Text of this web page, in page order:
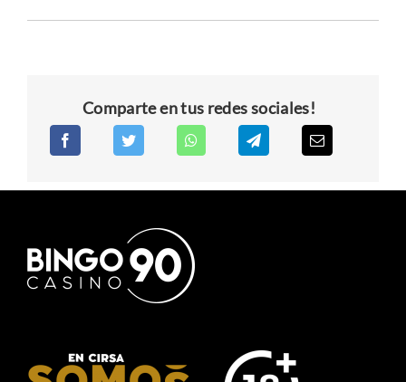
Comparte en tus redes sociales!